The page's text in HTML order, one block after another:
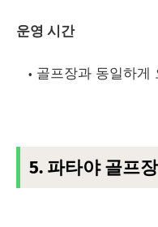
운영 시간
골프장과 동일하게
5. 파타야 골프